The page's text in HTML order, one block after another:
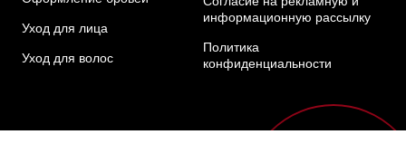
Уход для лица
Уход для волос
информационную рассылку
Политика
конфиденциальности